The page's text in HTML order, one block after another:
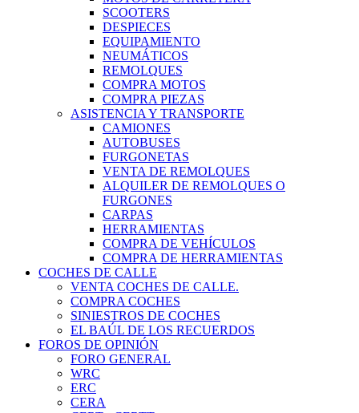
SCOOTERS
DESPIECES
EQUIPAMIENTO
NEUMÁTICOS
REMOLQUES
COMPRA MOTOS
COMPRA PIEZAS
ASISTENCIA Y TRANSPORTE
CAMIONES
AUTOBUSES
FURGONETAS
VENTA DE REMOLQUES
ALQUILER DE REMOLQUES O
FURGONES
CARPAS
HERRAMIENTAS
COMPRA DE VEHÍCULOS
COMPRA DE HERRAMIENTAS
COCHES DE CALLE
VENTA COCHES DE CALLE.
COMPRA COCHES
SINIESTROS DE COCHES
EL BAÚL DE LOS RECUERDOS
FOROS DE OPINIÓN
FORO GENERAL
WRC
ERC
CERA